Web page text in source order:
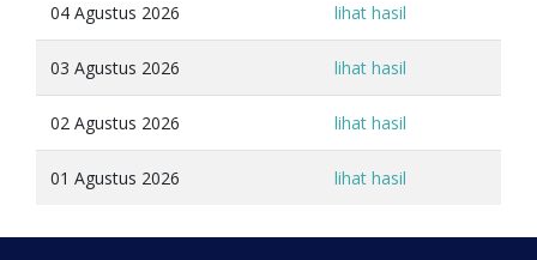
04 Agustus 2026 lihat hasil
03 Agustus 2026 lihat hasil
02 Agustus 2026 lihat hasil
01 Agustus 2026 lihat hasil